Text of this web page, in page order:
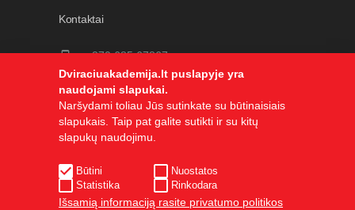
Kontaktai
+370 685 67867
info@dviraciuakademija.lt
Saulėtekio alėja 9, VU TEISĖS
FAKULTETAS VILNIUS
Dviraciuakademija.lt puslapyje yra
naudojami slapukai.
Naršydami toliau Jūs sutinkate su būtinaisiais
slapukais. Taip pat galite sutikti ir su kitų
slapukų naudojimu.
Būtini
Nuostatos
Statistika
Rinkodara
Išsamią informaciją rasite privatumo politikos